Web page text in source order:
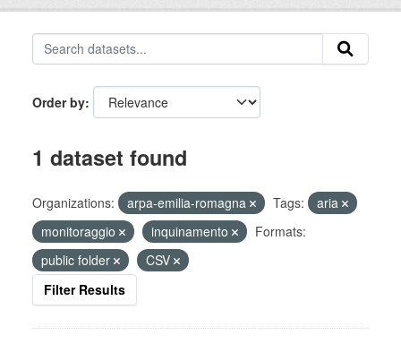
Order by
1 dataset found
Organizations: arpa-emilia-romagna Tags:
aria
monitoraggio
inquinamento
Formats:
public folder
CSV
Filter Results